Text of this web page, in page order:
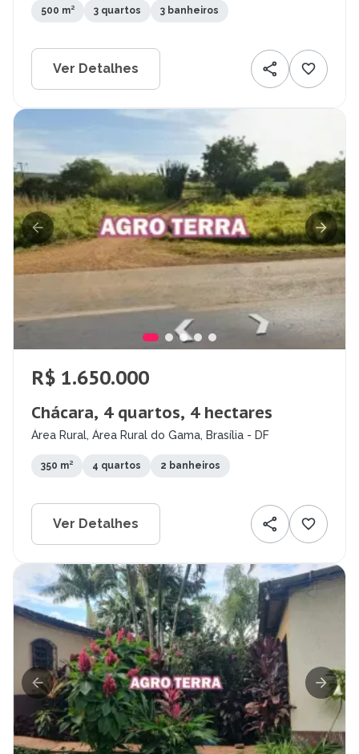
500 m² 3 quartos 3 banheiros
Ver Detalhes
R$ 1.650.000
Chácara, 4 quartos, 4 hectares
Área Rural, Área Rural do Gama, Brasília - DF
350 m² 4 quartos 2 banheiros
Ver Detalhes